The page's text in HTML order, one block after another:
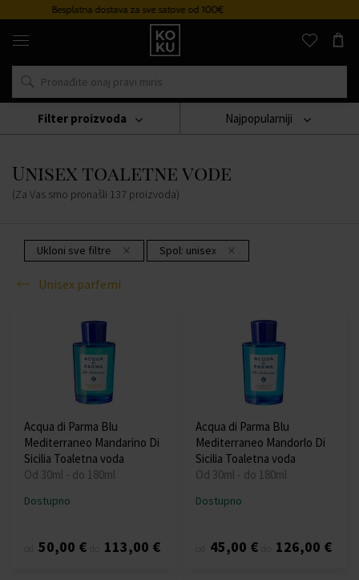
Sustav vjernosti
Originalni
parfemi
satovi
na
mjestu
Parfumi
Unisex Parfemi Unisex Toaletne Vode
Unisex toaletne vode
(Za Vas smo pronašli 137 proizvoda)
Najpopularniji
Ukloni sve filtre Spol: unisex
Unisex parfemi
Filter proizvoda
Acqua di Parma Blu
Mediterraneo Mandarino Di
Sicilia Toaletna voda
Od 30ml - do 180ml
Dostupno
50,00 € 113,00 €
Acqua di Parma Blu
Mediterraneo Mandorlo Di
Sicilia Toaletna voda
Od 30ml - do 180ml
Dostupno
45,00 € 126,00 €